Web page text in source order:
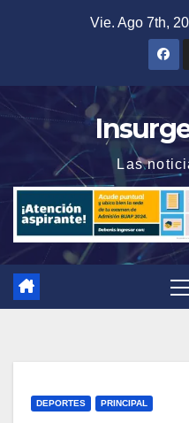
Vie. Ago 7th,
Las
DEPORTES PRINCIPAL